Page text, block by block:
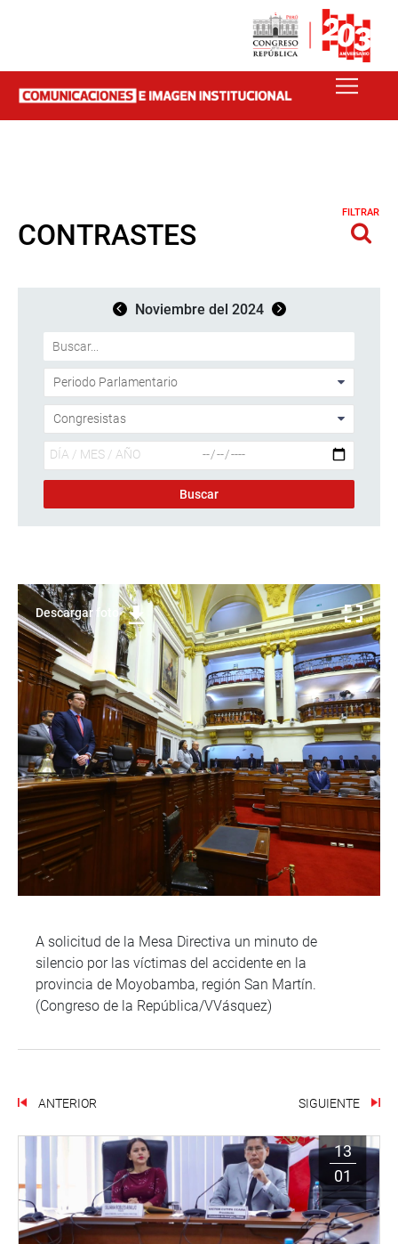
CONTRASTES
FILTRAR
Noviembre del 2024
Descargar foto
A solicitud de la Mesa Directiva un minuto de
silencio por las víctimas del accidente en la
provincia de Moyobamba, región San Martín.
(Congreso de la República/VVásquez)
ANTERIOR SIGUIENTE
13
01